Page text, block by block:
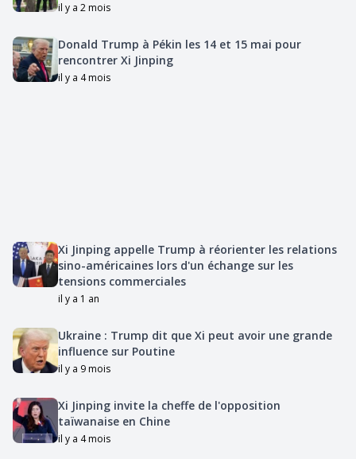
il y a 2 mois
Donald Trump à Pékin les 14 et 15 mai pour
rencontrer Xi Jinping
il y a 4 mois
Xi Jinping appelle Trump à réorienter les relations
sino-américaines lors d'un échange sur les
tensions commerciales
il y a 1 an
Ukraine : Trump dit que Xi peut avoir une grande
influence sur Poutine
il y a 9 mois
Xi Jinping invite la cheffe de l'opposition
taïwanaise en Chine
il y a 4 mois